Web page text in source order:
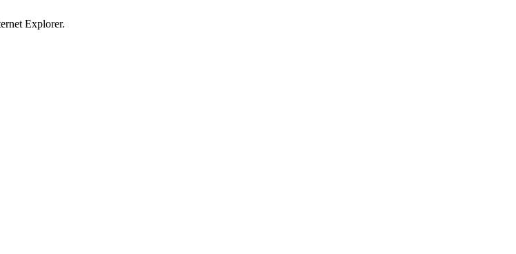
Explorer.